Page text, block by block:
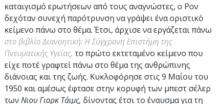
καταιγισμό ερωτήσεων από τους αναγνώστες, ο Ρον
δεχόταν συνεχή παρότρυνση να γράψει ένα οριστικό
κείμενο πάνω στο θέμα. Έτσι, άρχισε να εργάζεται πάνω
στο βιβλίο Διανοητική: Η Σύγχρονη Επιστήμη της
Πνευματικής Υγείας, το πρώτο εκτεταμένο κείμενο που
είχε ποτέ γραφτεί πάνω στο θέμα της ανθρώπινης
διάνοιας και της ζωής. Κυκλοφόρησε στις 9 Μαΐου του
1950 και αμέσως έφτασε στην κορυφή των μπεστ σέλερ
των Νιου Γιορκ Τάιμς, δίνοντας έτσι το έναυσμα για τη